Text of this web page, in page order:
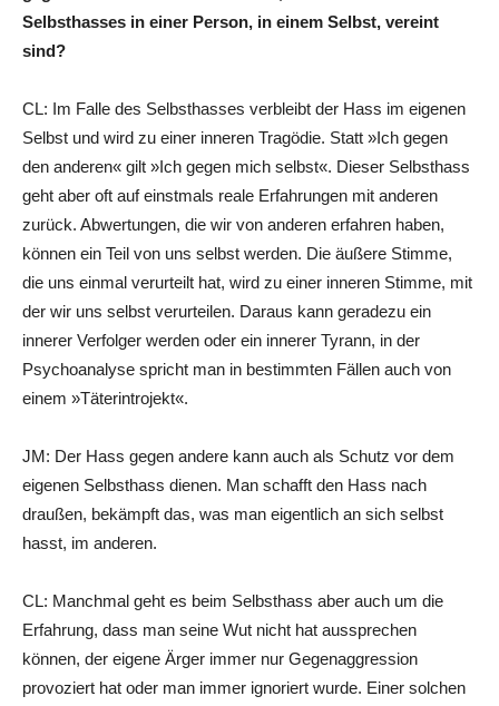
Selbsthasses in einer Person, in einem Selbst, vereint
sind?
CL: Im Falle des Selbsthasses verbleibt der Hass im eigenen
Selbst und wird zu einer inneren Tragödie. Statt »Ich gegen
den anderen« gilt »Ich gegen mich selbst«. Dieser Selbsthass
geht aber oft auf einstmals reale Erfahrungen mit anderen
zurück. Abwertungen, die wir von anderen erfahren haben,
können ein Teil von uns selbst werden. Die äußere Stimme,
die uns einmal verurteilt hat, wird zu einer inneren Stimme, mit
der wir uns selbst verurteilen. Daraus kann geradezu ein
innerer Verfolger werden oder ein innerer Tyrann, in der
Psychoanalyse spricht man in bestimmten Fällen auch von
einem »Täterintrojekt«.
JM: Der Hass gegen andere kann auch als Schutz vor dem
eigenen Selbsthass dienen. Man schafft den Hass nach
draußen, bekämpft das, was man eigentlich an sich selbst
hasst, im anderen.
CL: Manchmal geht es beim Selbsthass aber auch um die
Erfahrung, dass man seine Wut nicht hat aussprechen
können, der eigene Ärger immer nur Gegenaggression
provoziert hat oder man immer ignoriert wurde. Einer solchen